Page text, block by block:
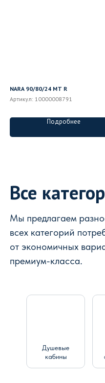
NARA 90/80/24 MT R
Артикул: 10000008791
Подробнее
Все
Мы предлагаем
всех категорий
от экономичных
премиум-класса.
Душевые
кабины